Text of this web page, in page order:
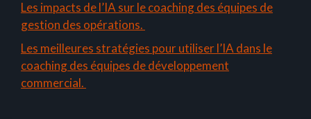
Les impacts de l’IA sur le coaching des équipes de
gestion des opérations.
Les meilleures stratégies pour utiliser l’IA dans le
coaching des équipes de développement
commercial.